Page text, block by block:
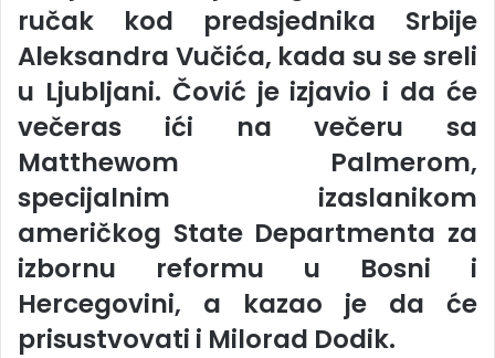
ručak kod predsjednika Srbije
Aleksandra Vučića, kada su se sreli
u Ljubljani. Čović je izjavio i da će
večeras ići na večeru sa
Matthewom Palmerom,
specijalnim izaslanikom
američkog State Departmenta za
izbornu reformu u Bosni i
Hercegovini, a kazao je da će
prisustvovati i Milorad Dodik.